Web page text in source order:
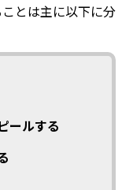
とは主に以下に分
ールする